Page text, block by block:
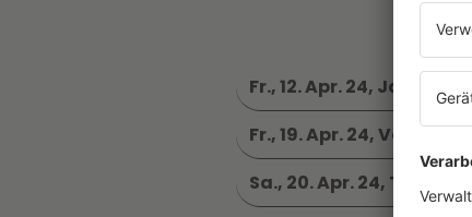
Fr., 12. Apr. 24,
Fr., 19. Apr. 24, Verti
Sa., 20. Apr. 24,